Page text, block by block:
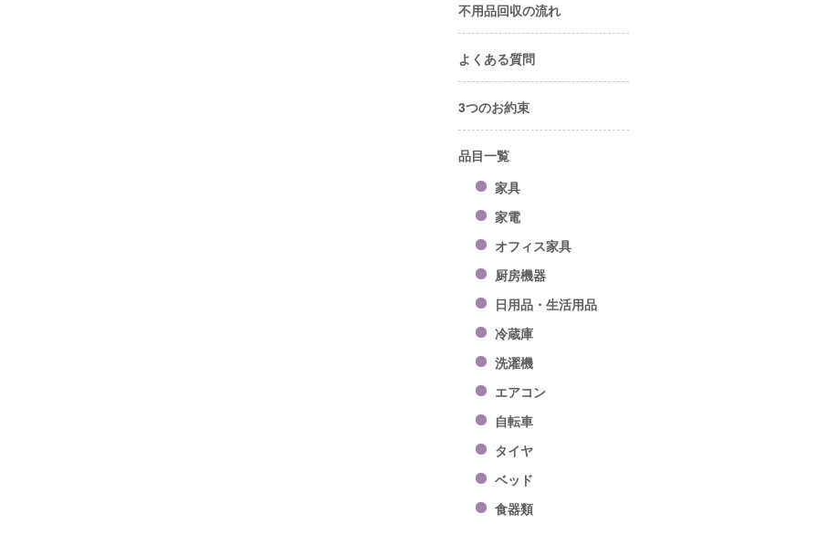
不用品回収の流れ
よくある質問
3つのお約束
品目一覧
家具
家電
オフィス家具
厨房機器
日用品・生活用品
冷蔵庫
洗濯機
エアコン
自転車
タイヤ
ベッド
食器類